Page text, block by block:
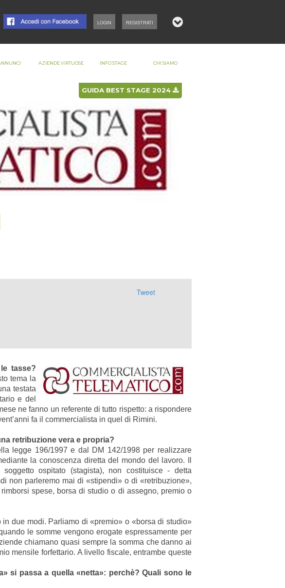
REGISTRATI
LOGIN
GUIDA BEST STAGE 2024
AZIENDE VIRTUOSE INFO STAGE CHI SIAMO
Tweet
tasse?
tema la
testata
e del
ne fanno un referente di tutto rispetto: a rispondere
fa il commercialista in quel di Rimini.
retribuzione vera e propria?
legge 196/1997 e dal DM 142/1998 per realizzare
la conoscenza diretta del mondo del lavoro. Il
ospitato (stagista), non costituisce - detta
non parleremo mai di «stipendi» o di «retribuzione»,
spese, borsa di studio o di assegno, premio o
due modi. Parliamo di «premio» o «borsa di studio»
le somme vengono erogate espressamente per
chiamano quasi sempre la somma che danno ai
mensile forfettario. A livello fiscale, entrambe queste
si passa a quella «netta»: perchè? Quali sono le